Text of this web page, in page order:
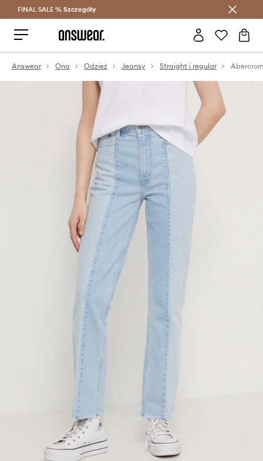
Oszczędzaj z Answear Club >
FINAL SALE % Szczegóły
Answear Ona Odzież Jeansy Straight i regular